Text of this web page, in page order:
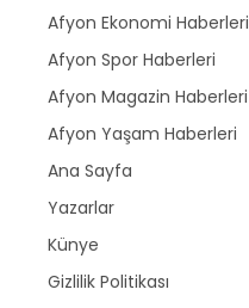
Afyon Ekonomi Haberleri
Afyon Spor Haberleri
Afyon Magazin Haberleri
Afyon Yaşam Haberleri
Ana Sayfa
Yazarlar
Künye
Gizlilik Politikası